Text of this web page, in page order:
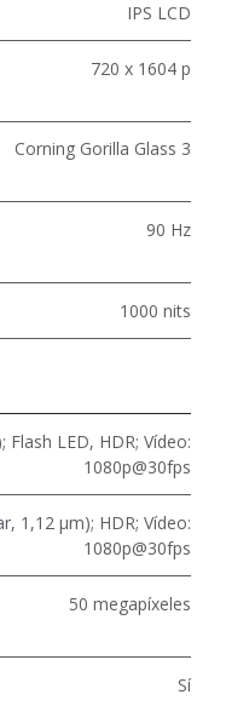
IPS LCD
720 x 1604 p
Corning Gorilla Glass 3
90 Hz
1000 nits
LED, HDR; Vídeo:
1080p@30fps
1,12 μm); HDR; Vídeo:
1080p@30fps
50 megapíxeles
Sí